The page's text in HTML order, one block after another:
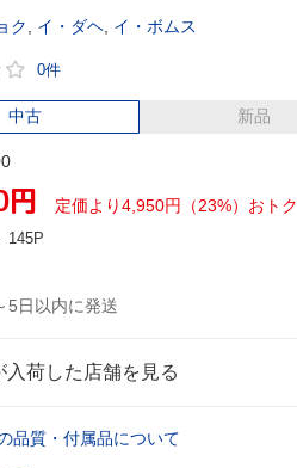
ク イ・ダヘ, イ・ボムス
0件
中古 新品
円 定価より4,950円（23%）おトク
145P
5日以内に発送
入荷した店舗を見る
品質・付属品について